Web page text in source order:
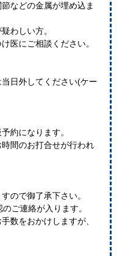
などの金属が埋め込ま
わしい方。
医にご相談ください。
日外してください(ケー
約になります。
間のお打合せが行われ
ので御了承下さい。
ご連絡が入ります。
数をおかけしますが、